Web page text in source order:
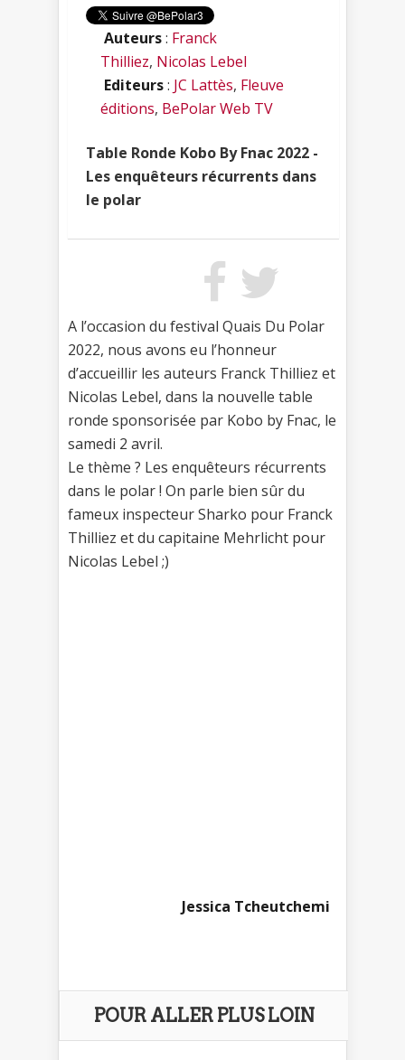
Auteurs: Franck
Thilliez, Nicolas Lebel
Editeurs: JC Lattès, Fleuve
éditions, BePolar Web TV
Table Ronde Kobo By Fnac 2022 -
Les enquêteurs récurrents dans
le polar
A l’occasion du festival Quais Du Polar
2022, nous avons eu l’honneur
d’accueillir les auteurs Franck Thilliez et
Nicolas Lebel, dans la nouvelle table
ronde sponsorisée par Kobo by Fnac, le
samedi 2 avril.
Le thème ? Les enquêteurs récurrents
dans le polar ! On parle bien sûr du
fameux inspecteur Sharko pour Franck
Thilliez et du capitaine Mehrlicht pour
Nicolas Lebel ;)
Jessica Tcheutchemi
POUR ALLER PLUS LOIN